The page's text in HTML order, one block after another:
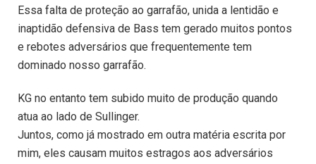
Essa falta de proteção ao garrafão, unida a lentidão e
inaptidão defensiva de Bass tem gerado muitos pontos
e rebotes adversários que frequentemente tem
dominado nosso garrafão.
KG no entanto tem subido muito de produção quando
atua ao lado de Sullinger.
Juntos, como já mostrado em outra matéria escrita por
mim, eles causam muitos estragos aos adversários